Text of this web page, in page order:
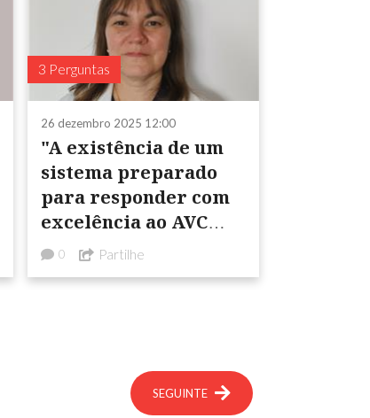
3 Perguntas
26 dezembro 2025 12:00
"A existência de um
sistema preparado
para responder com
excelência ao AVC
reforça a confiança e
a segurança nos
0 Partilhe
SEGUINTE